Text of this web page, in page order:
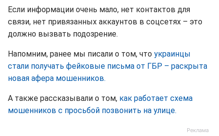
Если информации очень мало, нет контактов для
связи, нет привязанных аккаунтов в соцсетях – это
должно вызвать подозрение.
Напомним, ранее мы писали о том, что украинцы
стали получать фейковые письма от ГБР – раскрыта
новая афера мошенников.
А также рассказывали о том, как работает схема
мошенников с просьбой позвонить на улице.